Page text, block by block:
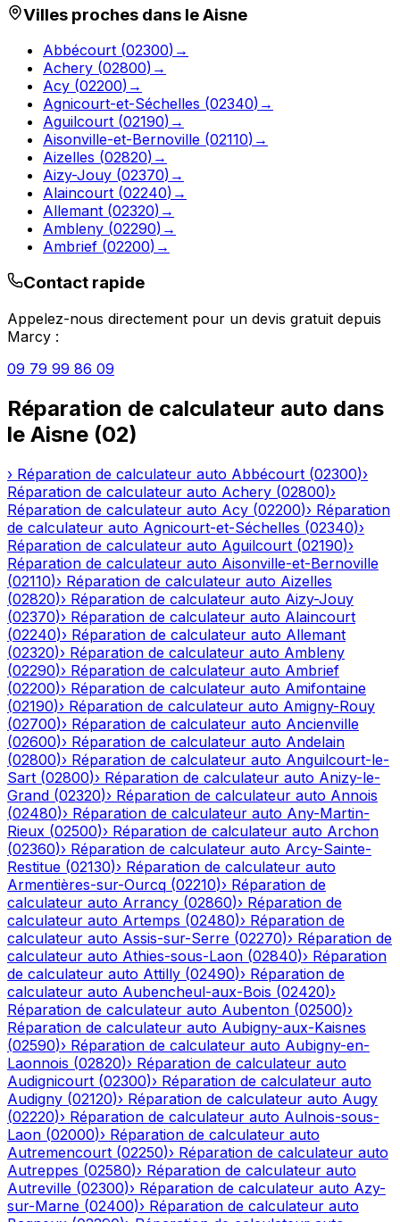
Villes proches dans leAisne
Abbécourt (02300) →
Achery (02800) →
Acy (02200) →
Agnicourt-et-Séchelles (02340) →
Aguilcourt (02190) →
Aisonville-et-Bernoville (02110) →
Aizelles (02820) →
Aizy-Jouy (02370) →
Alaincourt (02240) →
Allemant (02320) →
Ambleny (02290) →
Ambrief (02200) →
Contact rapide
Appelez-nous directement pour un devis gratuit depuis
Marcy :
09 79 99 86 09
Réparation de calculateur auto dans
le Aisne (02)
› Réparation de calculateur auto Abbécourt (02300)›
Réparation de calculateur auto Achery (02800)›
Réparation de calculateur auto Acy (02200)› Réparation
de calculateur auto Agnicourt-et-Séchelles (02340)›
Réparation de calculateur auto Aguilcourt (02190)›
Réparation de calculateur auto Aisonville-et-Bernoville
(02110)› Réparation de calculateur auto Aizelles
(02820)› Réparation de calculateur auto Aizy-Jouy
(02370)› Réparation de calculateur auto Alaincourt
(02240)› Réparation de calculateur auto Allemant
(02320)› Réparation de calculateur auto Ambleny
(02290)› Réparation de calculateur auto Ambrief
(02200)› Réparation de calculateur auto Amifontaine
(02190)› Réparation de calculateur auto Amigny-Rouy
(02700)› Réparation de calculateur auto Ancienville
(02600)› Réparation de calculateur auto Andelain
(02800)› Réparation de calculateur auto Anguilcourt-le-
Sart (02800)› Réparation de calculateur auto Anizy-le-
Grand (02320)› Réparation de calculateur auto Annois
(02480)› Réparation de calculateur auto Any-Martin-
Rieux (02500)› Réparation de calculateur auto Archon
(02360)› Réparation de calculateur auto Arcy-Sainte-
Restitue (02130)› Réparation de calculateur auto
Armentières-sur-Ourcq (02210)› Réparation de
calculateur auto Arrancy (02860)› Réparation de
calculateur auto Artemps (02480)› Réparation de
calculateur auto Assis-sur-Serre (02270)› Réparation de
calculateur auto Athies-sous-Laon (02840)› Réparation
de calculateur auto Attilly (02490)› Réparation de
calculateur auto Aubencheul-aux-Bois (02420)›
Réparation de calculateur auto Aubenton (02500)›
Réparation de calculateur auto Aubigny-aux-Kaisnes
(02590)› Réparation de calculateur auto Aubigny-en-
Laonnois (02820)› Réparation de calculateur auto
Audignicourt (02300)› Réparation de calculateur auto
Audigny (02120)› Réparation de calculateur auto Augy
(02220)› Réparation de calculateur auto Aulnois-sous-
Laon (02000)› Réparation de calculateur auto
Autremencourt (02250)› Réparation de calculateur auto
Autreppes (02580)› Réparation de calculateur auto
Autreville (02300)› Réparation de calculateur auto Azy-
sur-Marne (02400)› Réparation de calculateur auto